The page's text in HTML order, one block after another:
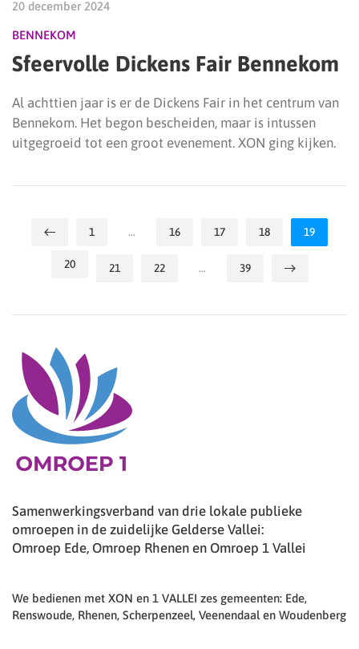
20 december 2024
BENNEKOM
Sfeervolle Dickens Fair Bennekom
Al achttien jaar is er de Dickens Fair in het centrum van
Bennekom. Het begon bescheiden, maar is intussen
uitgegroeid tot een groot evenement. XON ging kijken.
1 … 16 17 18 19
20 21 22 … 39
Samenwerkingsverband van drie lokale publieke
omroepen in de zuidelijke Gelderse Vallei:
Omroep Ede, Omroep Rhenen en Omroep 1 Vallei
We bedienen met XON en 1 VALLEI zes gemeenten: Ede,
Renswoude, Rhenen, Scherpenzeel, Veenendaal en Woudenberg